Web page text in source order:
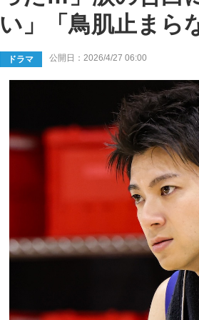
い」「鳥肌止まら
ドラマ 公開日：2026/4/27 06:00